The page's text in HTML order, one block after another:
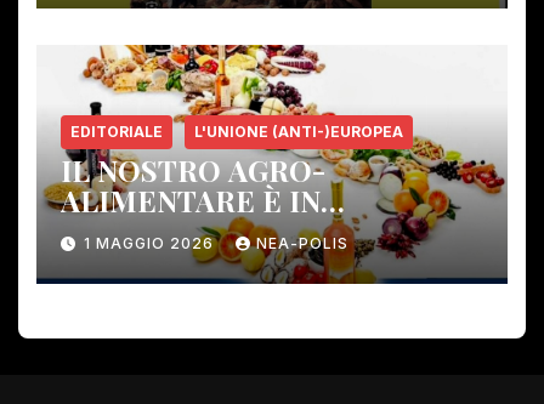
EDITORIALE L'UNIONE (ANTI-)EUROPEA
IL NOSTRO AGRO-
ALIMENTARE È IN
PERICOLO!
1 MAGGIO 2026 NEA-POLIS